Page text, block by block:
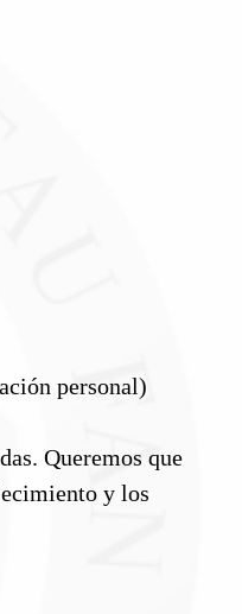
personal)
Queremos que
y los